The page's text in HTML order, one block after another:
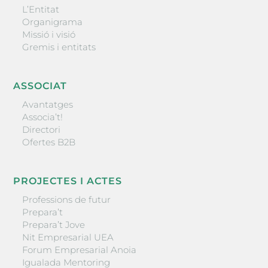
L’Entitat
Organigrama
Missió i visió
Gremis i entitats
ASSOCIAT
Avantatges
Associa’t!
Directori
Ofertes B2B
PROJECTES I ACTES
Professions de futur
Prepara’t
Prepara’t Jove
Nit Empresarial UEA
Forum Empresarial Anoia
Igualada Mentoring